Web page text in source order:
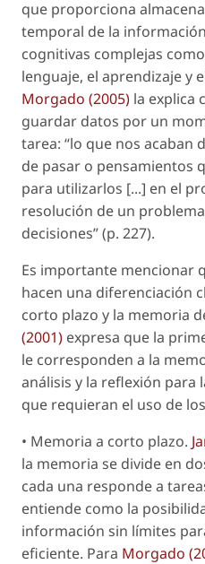
que proporciona
temporal de la
cognitivas complejas
lenguaje, el aprendizaje y
Morgado (2005) la explica
guardar datos por un
tarea: “lo que nos acaban
de pasar o pensamientos
para utilizarlos [...] en el
resolución de un
decisiones” (p. 227).
Es importante mencionar
hacen una diferenciación
corto plazo y la memoria
(2001) expresa que la
le corresponden a la
análisis y la reflexión para
que requieran el uso de
• Memoria a corto plazo.
la memoria se divide en
cada una responde a
entiende como la
información sin límites
eficiente. Para Morgado